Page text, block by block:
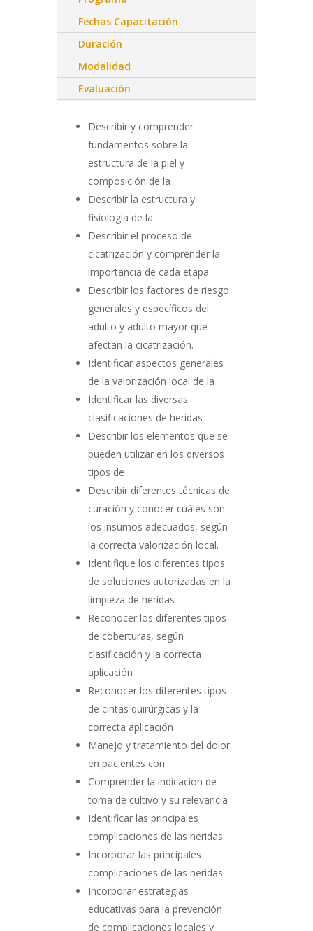
Fechas Capacitación
Duración
Modalidad
Evaluación
Describir y comprender
fundamentos sobre la
estructura de la piel y
composición de la
Describir la estructura y
fisiología de la
Describir el proceso de
cicatrización y comprender la
importancia de cada etapa
Describir los factores de riesgo
generales y específicos del
adulto y adulto mayor que
afectan la cicatrización.
Identificar aspectos generales
de la valorización local de la
Identificar las diversas
clasificaciones de heridas
Describir los elementos que se
pueden utilizar en los diversos
tipos de
Describir diferentes técnicas de
curación y conocer cuáles son
los insumos adecuados, según
la correcta valorización local.
Identifique los diferentes tipos
de soluciones autorizadas en la
limpieza de heridas
Reconocer los diferentes tipos
de coberturas, según
clasificación y la correcta
aplicación
Reconocer los diferentes tipos
de cintas quirúrgicas y la
correcta aplicación
Manejo y tratamiento del dolor
en pacientes con
Comprender la indicación de
toma de cultivo y su relevancia
Identificar las principales
complicaciones de las heridas
Incorporar las principales
complicaciones de las heridas
Incorporar estrategias
educativas para la prevención
de complicaciones locales y